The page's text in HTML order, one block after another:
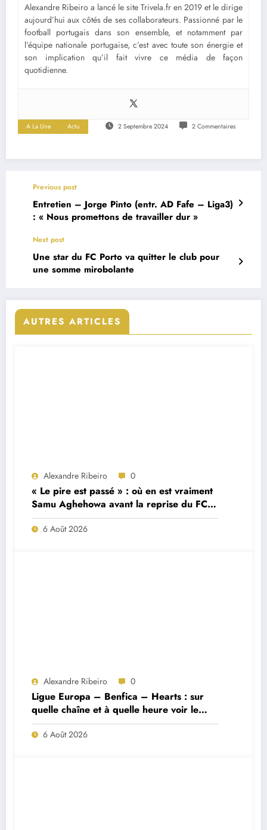
Alexandre Ribeiro a lancé le site Trivela.fr en 2019 et le dirige
aujourd’hui aux côtés de ses collaborateurs. Passionné par le
football portugais dans son ensemble, et notamment par
l’équipe nationale portugaise, c’est avec toute son énergie et
son implication qu’il fait vivre ce média de façon
quotidienne.
A La Une Actu 2 Septembre 2024 2 Commentaires
Previous post
Entretien – Jorge Pinto (entr. AD Fafe – Liga3)
: « Nous promettons de travailler dur »
Next post
Une star du FC Porto va quitter le club pour
une somme mirobolante
AUTRES ARTICLES
Alexandre Ribeiro 0
« Le pire est passé » : où en est vraiment
Samu Aghehowa avant la reprise du FC
Porto ?
6 Août 2026
Alexandre Ribeiro 0
Ligue Europa – Benfica – Hearts : sur
quelle chaîne et à quelle heure voir le
match ?
6 Août 2026